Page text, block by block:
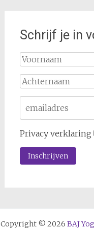
Schrijf je in
Privacy verklaring
Copyright © 2026 BAJ